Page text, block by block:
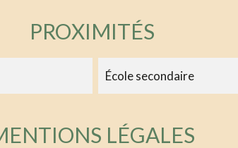
PROXIMITÉS
École secondaire
LÉGALES